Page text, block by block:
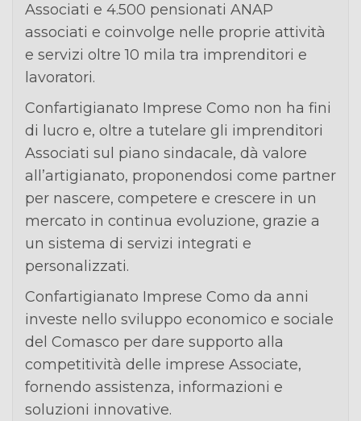
Associati e 4.500 pensionati ANAP
associati e coinvolge nelle proprie attività
e servizi oltre 10 mila tra imprenditori e
lavoratori.
Confartigianato Imprese Como non ha fini
di lucro e, oltre a tutelare gli imprenditori
Associati sul piano sindacale, dà valore
all’artigianato, proponendosi come partner
per nascere, competere e crescere in un
mercato in continua evoluzione, grazie a
un sistema di servizi integrati e
personalizzati.
Confartigianato Imprese Como da anni
investe nello sviluppo economico e sociale
del Comasco per dare supporto alla
competitività delle imprese Associate,
fornendo assistenza, informazioni e
soluzioni innovative.